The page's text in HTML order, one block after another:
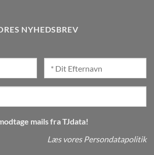
NYHEDSBREV
mails fra TJdata!
Læs vores Persondatapolitik